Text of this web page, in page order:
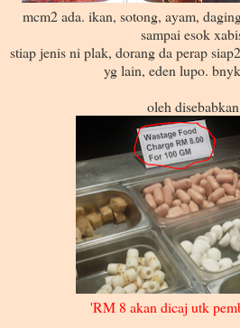
mcm2 ada. ikan, sotong, ayam,
sampai esok
stiap jenis ni plak, dorang da perap
yg lain, eden lupo.
oleh
'RM 8 akan dicaj utk